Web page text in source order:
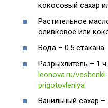
кокосовый сахар
Растительное
оливковое или
Вода – 0.5 стакана
Разрыхлитель – 1
leonova.ru/
prigotovleniya
Ванильный сахар –